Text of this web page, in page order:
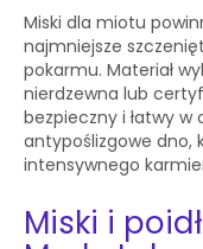
Miski dla miotu
najmniejsze
pokarmu. Materiał
nierdzewna lub
bezpieczny i łatwy
antypoślizgowe dno,
intensywnego
Miski i